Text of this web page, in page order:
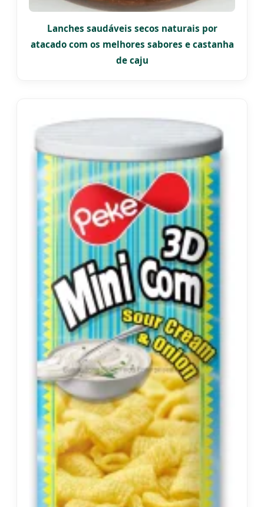
Lanches saudáveis secos naturais por
atacado com os melhores sabores e castanha
de caju